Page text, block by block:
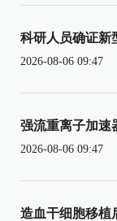
科研人员确证新
2026-08-06 09:47
强流重离子加速
2026-08-06 09:47
造血干细胞移植